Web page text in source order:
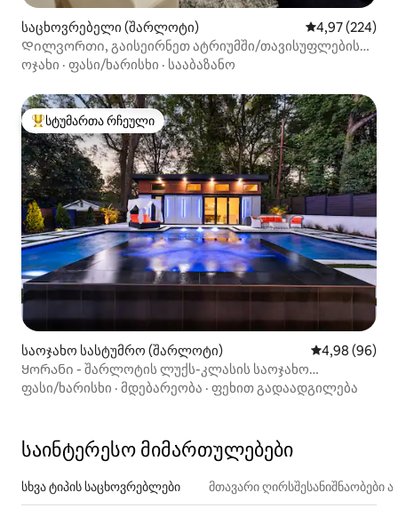
საცხოვრებელი (შარლოტი) საშუალო
4,97 (224)
Დილვორთი, გაისეირნეთ ატრიუმში/თავისუფლების
პარკში, პარკის ხედით!
ოჯახი · ფასი/ხარისხი · სააბაზანო
სტუმართა რჩეული მოწინავე ვარიანტი
სტუმართა რჩეული
საოჯახო სასტუმრო (შარლოტი) საშუალო
4,98 (96)
Ყორანი - შარლოტის ლუქს-კლასის საოჯახო
სასტუმრო
ფასი/ხარისხი · მდებარეობა · ფეხით გადაადგილება
საინტერესო მიმართულებები
სხვა ტიპის საცხოვრებლები მთავარი